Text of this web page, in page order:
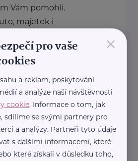
Vám pomohli.
majetek i
a. s.
Ostrava
×
pro vaše
a reklam, poskytování
a analýze naší návštěvnosti
cookie. Informace o tom, jak
sdílíme se svými partnery pro
a analýzy. Partneři tyto údaje
s dalšími informacemi, které
které získali v důsledku toho,